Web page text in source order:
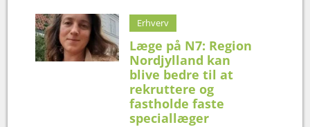
Erhverv
Læge på N7: Region
Nordjylland kan
blive bedre til at
rekruttere og
fastholde faste
speciallæger